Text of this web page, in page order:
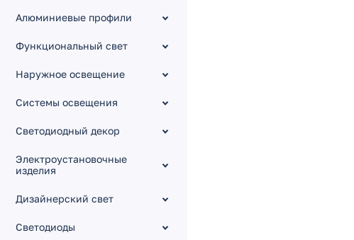
Серия WAVE 24V PU [IP68,
Серия WAVE OVAL 24V
Серия WAVE SIDE 24V
Серия WAVE аксесссуары
Серия WAVE DOUBLE 24V
Алюминиевые профили
Функциональный свет
Наружное освещение
Системы освещения
Светодиодный декор
Электроустановочные
изделия
Дизайнерский свет
Светодиоды